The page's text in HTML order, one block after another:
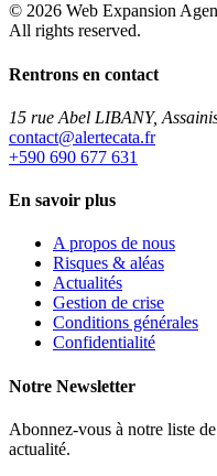
© 2026 Web Expansion
All rights reserved.
Rentrons en contact
15 rue Abel LIBANY,
rf.atacetrela@tcatnoc
+590 690 677 631
En savoir plus
A propos de nous
Risques & aléas
Actualités
Gestion de crise
Conditions générales
Confidentialité
Notre Newsletter
Abonnez-vous à notre liste
actualité.